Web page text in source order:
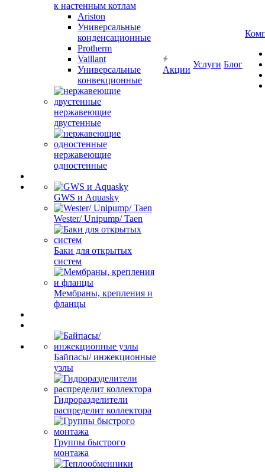
к настенным котлам
Ariston
Универсальные
конденсационные
Protherm
Vaillant
Универсальные
конвекционные
нержавеющие
двустенные
нержавеющие
одностенные
GWS и Aquasky
Wester/ Unipump/ Taen
Баки для открытых
систем
Мембраны, крепления и
фланцы
Байпасы/ инжекционные
узлы
Гидроразделители
распределит коллектора
Группы быстрого
монтажа
Акции
Услуги Блог